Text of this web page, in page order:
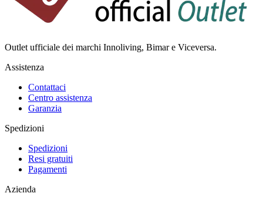
Outlet ufficiale dei marchi Innoliving, Bimar e Viceversa.
Assistenza
Contattaci
Centro assistenza
Garanzia
Spedizioni
Spedizioni
Resi gratuiti
Pagamenti
Azienda